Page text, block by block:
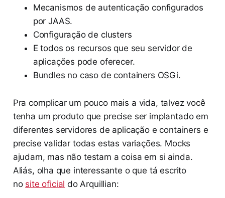
Mecanismos de autenticação configurados
por JAAS.
Configuração de clusters
E todos os recursos que seu servidor de
aplicações pode oferecer.
Bundles no caso de containers OSGi.
Pra complicar um pouco mais a vida, talvez você
tenha um produto que precise ser implantado em
diferentes servidores de aplicação e containers e
precise validar todas estas variações. Mocks
ajudam, mas não testam a coisa em si ainda.
Aliás, olha que interessante o que tá escrito
no site oficial do Arquillian: